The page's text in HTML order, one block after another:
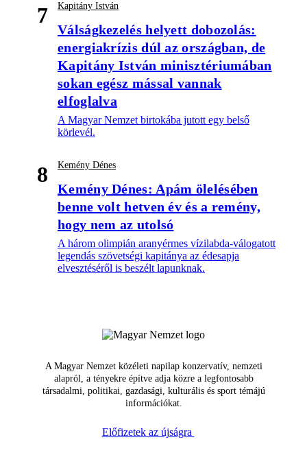
7 Kapitány István
Válságkezelés helyett dobozolás:
energiakrízis dúl az országban, de
Kapitány István minisztériumában
sokan egész mással vannak
elfoglalva
A Magyar Nemzet birtokába jutott egy belső
körlevél.
8 Kemény Dénes
Kemény Dénes: Apám ölelésében
benne volt hetven év és a remény,
hogy nem az utolsó
A három olimpián aranyérmes vízilabda-válogatott
legendás szövetségi kapitánya az édesapja
elvesztéséről is beszélt lapunknak.
A Magyar Nemzet közéleti napilap konzervatív, nemzeti
alapról, a tényekre építve adja közre a legfontosabb
társadalmi, politikai, gazdasági, kulturális és sport témájú
információkat.
Előfizetek az újságra